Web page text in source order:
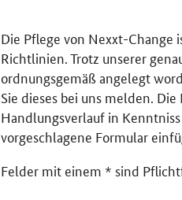
Die Pflege von Nexxt-Change
Richtlinien. Trotz unserer
ordnungsgemäß angelegt
Sie dieses bei uns melden.
Handlungsverlauf in
vorgeschlagene Formular
Felder mit einem * sind